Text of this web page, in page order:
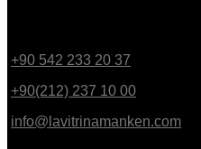
+90 542 233 20 37
+90(212) 237 10 00
info@lavitrinamanken.com